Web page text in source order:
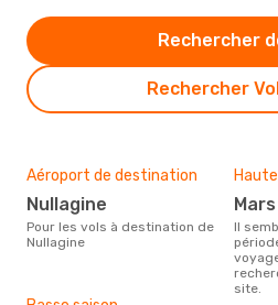
Rechercher
Rechercher
Aéroport de destination
Nullagine
Pour les vols à destination de
Nullagine
mars
Il semblerait que mars soit la
site.